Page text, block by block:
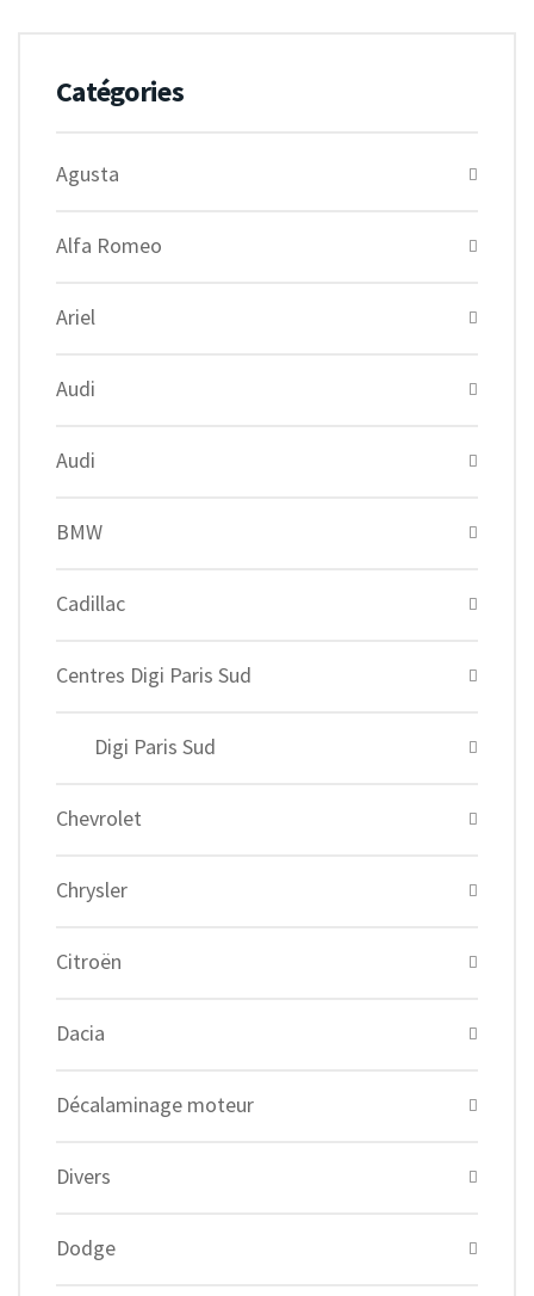
Catégories
Agusta
Alfa Romeo
Ariel
Audi
Audi
BMW
Cadillac
Centres Digi Paris Sud
Digi Paris Sud
Chevrolet
Chrysler
Citroën
Dacia
Décalaminage moteur
Divers
Dodge